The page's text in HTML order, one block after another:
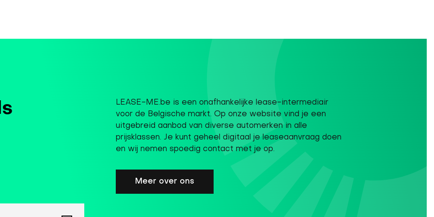
LEASE-ME.be is een onafhankelijke lease-intermediair
voor de Belgische markt. Op onze website vind je een
uitgebreid aanbod van diverse automerken in alle
prijsklassen. Je kunt geheel digitaal je leaseaanvraag doen
en wij nemen spoedig contact met je op.
Meer over ons